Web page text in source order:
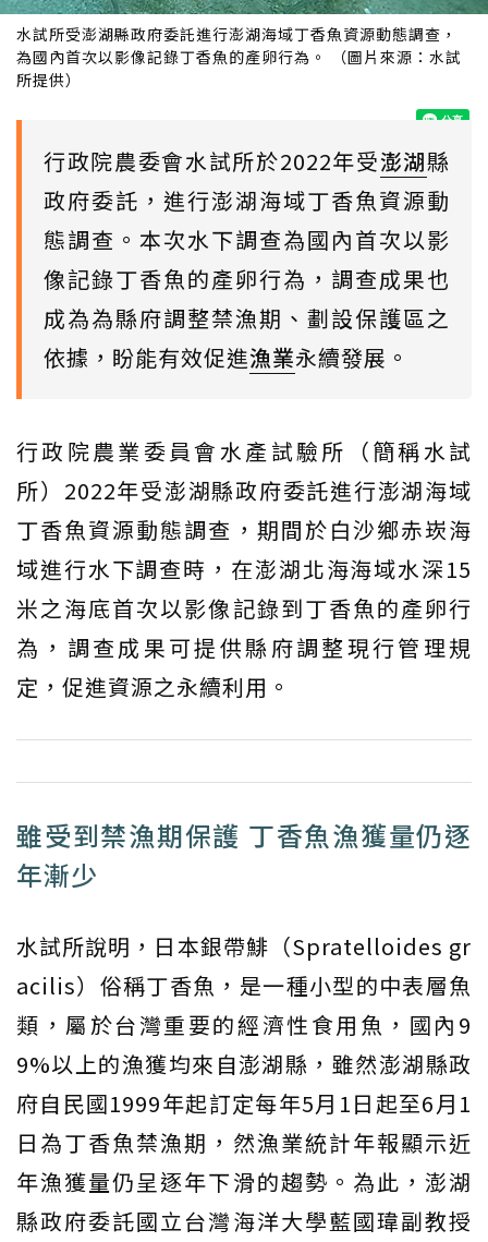
水試所受澎湖縣政府委託進行澎湖海域丁香魚資源動態調查，
為國內首次以影像記錄丁香魚的產卵行為。 （圖片來源：水試
所提供）
行政院農委會水試所於2022年受澎湖縣
政府委託，進行澎湖海域丁香魚資源動
態調查。本次水下調查為國內首次以影
像記錄丁香魚的產卵行為，調查成果也
成為為縣府調整禁漁期、劃設保護區之
依據，盼能有效促進漁業永續發展。
行政院農業委員會水產試驗所（簡稱水試
所）2022年受澎湖縣政府委託進行澎湖海域
丁香魚資源動態調查，期間於白沙鄉赤崁海
域進行水下調查時，在澎湖北海海域水深15
米之海底首次以影像記錄到丁香魚的產卵行
為，調查成果可提供縣府調整現行管理規
定，促進資源之永續利用。
雖受到禁漁期保護 丁香魚漁獲量仍逐
年漸少
水試所說明，日本銀帶鯡（Spratelloides gr
acilis）俗稱丁香魚，是一種小型的中表層魚
類，屬於台灣重要的經濟性食用魚，國內9
9%以上的漁獲均來自澎湖縣，雖然澎湖縣政
府自民國1999年起訂定每年5月1日起至6月1
日為丁香魚禁漁期，然漁業統計年報顯示近
年漁獲量仍呈逐年下滑的趨勢。為此，澎湖
縣政府委託國立台灣海洋大學藍國瑋副教授